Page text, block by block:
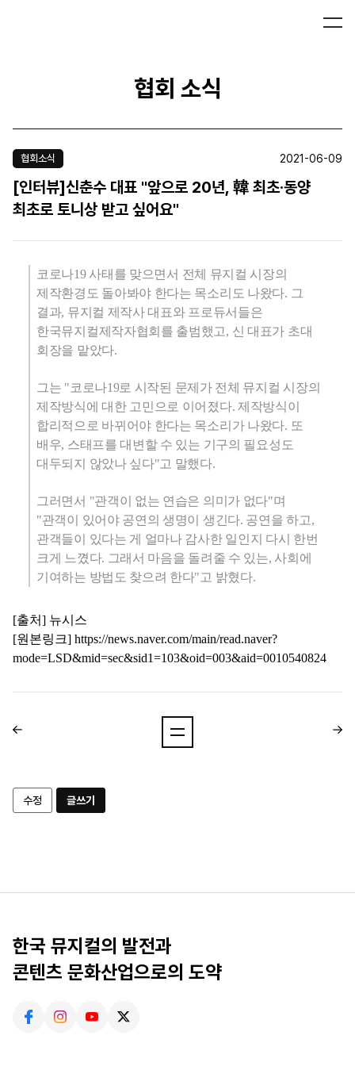
협회 소식
협회소식 2021-06-09
[인터뷰]신춘수 대표 "앞으로 20년, 韓 최초·동양
최초로 토니상 받고 싶어요"
코로나19사태를 맞으면서 전체 뮤지컬 시장의
제작환경도 돌아봐야 한다는 목소리도 나왔다. 그
결과, 뮤지컬 제작사 대표와 프로듀서들은
한국뮤지컬제작자협회를 출범했고, 신 대표가 초대
회장을 맡았다.
그는 "코로나19로 시작된 문제가 전체 뮤지컬 시장의
제작방식에 대한 고민으로 이어졌다. 제작방식이
합리적으로 바뀌어야 한다는 목소리가 나왔다. 또
배우, 스태프를 대변할 수 있는 기구의 필요성도
대두되지 않았나 싶다"고 말했다.
그러면서 "관객이 없는 연습은 의미가 없다"며
"관객이 있어야 공연의 생명이 생긴다. 공연을 하고,
관객들이 있다는 게 얼마나 감사한 일인지 다시 한번
크게 느꼈다. 그래서 마음을 돌려줄 수 있는, 사회에
기여하는 방법도 찾으려 한다"고 밝혔다.
[출처] 뉴시스
[원본링크] https://news.naver.com/main/read.naver?
mode=LSD&mid=sec&sid1=103&oid=003&aid=0010540824
수정 글쓰기
한국 뮤지컬의 발전과
콘텐츠 문화산업으로의 도약